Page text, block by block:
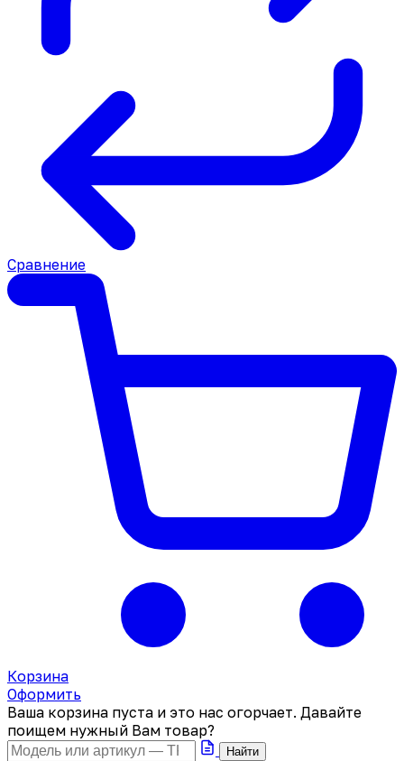
Сравнение
Корзина
Оформить
Ваша корзина пуста и это нас огорчает. Давайте
поищем нужный Вам товар?
Найти